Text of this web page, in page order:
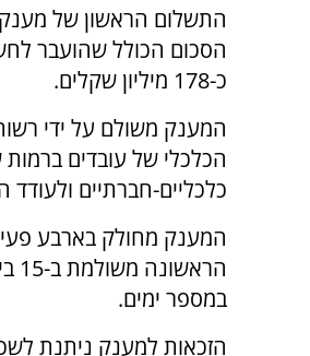
הסכום הכולל שהועבר
כ-178 מיליון שקלים.
המענק משולם על ידי
הכלכלי של עובדים
כלכליים-חברתיים
המענק מחולק בארבע
במספר ימים.